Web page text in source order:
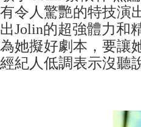
有令人驚艷的特技演
出Jolin的超強體力和
為她擬好劇本，要讓
經紀人低調表示沒聽